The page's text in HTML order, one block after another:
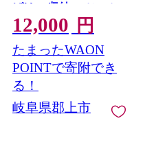
ばけつ 収納 スツール
アウトドア キャンプ
ランドリー 持ち運び
ゴミ箱 蓋つき おしゃ
れ かわいい シンプル
雑貨 北欧 持ち運べる
便利グッズ 八幡化成
バーベキュー Ｌサイ
12,000 円
たまったWAON
POINTで寄附でき
る！
岐阜県郡上市